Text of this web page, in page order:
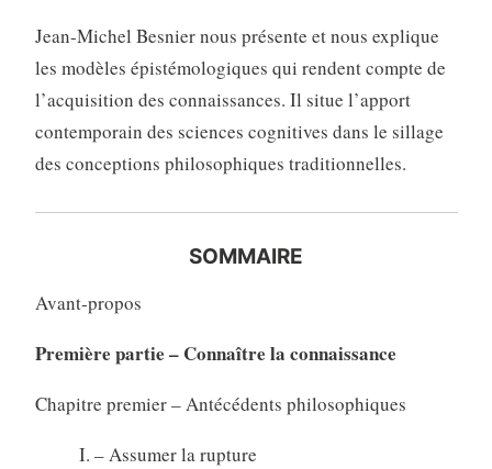
Jean-Michel Besnier nous présente et nous explique
les modèles épistémologiques qui rendent compte de
l’acquisition des connaissances. Il situe l’apport
contemporain des sciences cognitives dans le sillage
des conceptions philosophiques traditionnelles.
SOMMAIRE
Avant-propos
Première partie – Connaître la connaissance
Chapitre premier – Antécédents philosophiques
I. – Assumer la rupture